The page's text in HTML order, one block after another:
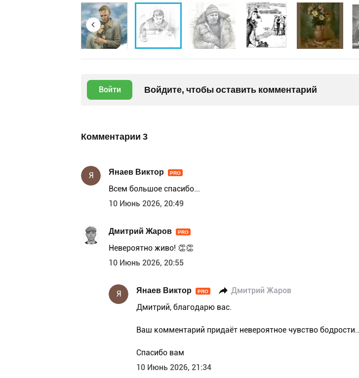
Войти Войдите, чтобы оставить комментарий
Комментарии 3
Я Янаев Виктор PRO
Всем большое спасибо...
10 Июнь 2026, 20:49
Дмитрий Жаров PRO
Невероятно живо! 👏️👏️
10 Июнь 2026, 20:55
Я Янаев Виктор PRO Дмитрий Жаров
Дмитрий, благодарю вас.
Ваш комментарий придаёт невероятное чувство бодрости..
Спасибо вам
10 Июнь 2026, 21:34